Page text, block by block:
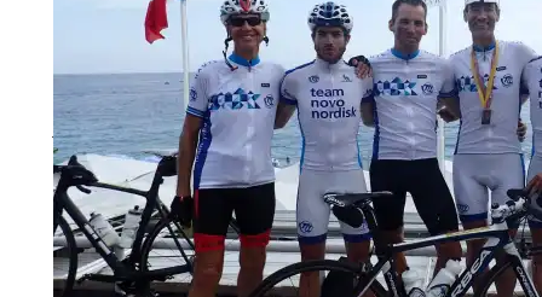
Jag och Rob, min räddare i nöden när jag
kraschade på den 5:e etappen.